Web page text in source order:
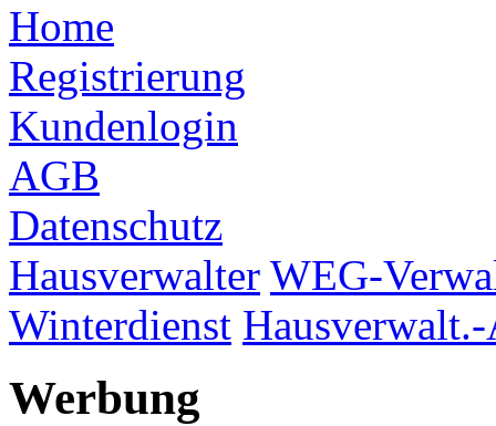
Home
Registrierung
Kundenlogin
AGB
Datenschutz
Hausverwalter WEG-
Winterdienst
Werbung